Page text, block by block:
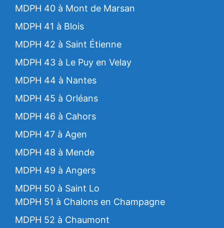
MDPH 40 à Mont de Marsan
MDPH 41 à Blois
MDPH 42 à Saint Étienne
MDPH 43 à Le Puy en Velay
MDPH 44 à Nantes
MDPH 45 à Orléans
MDPH 46 à Cahors
MDPH 47 à Agen
MDPH 48 à Mende
MDPH 49 à Angers
MDPH 50 à Saint Lo
MDPH 51 à Chalons en Champagne
MDPH 52 à Chaumont